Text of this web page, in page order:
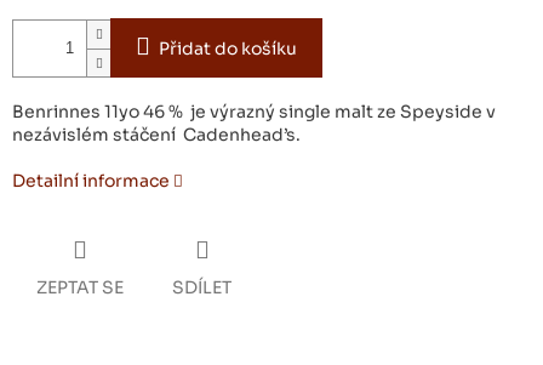
Přidat do košíku
Benrinnes 11yo 46 % je výrazný single malt ze Speyside v
nezávislém stáčení Cadenhead’s.
Detailní informace
ZEPTAT SE SDÍLET